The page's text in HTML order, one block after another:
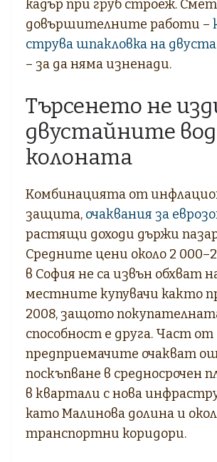
кадър при груб строеж.
довършителните работи –
струва шпакловка на
– за да няма изненади.
Търсенето не
двустайните
колоната
Комбинацията от
защита, очаквания за
растящи доходи държи
Средните цени около 2
в София не са извън обхват
местните купувачи както
2008, защото
способност е друга. Част от
предприемачите очакват
поскъпване в средносрочен
в квартали с нова
като Малинова долина и
транспортни коридори.